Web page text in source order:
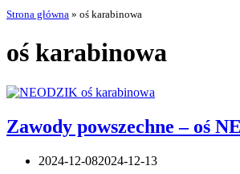
Strona główna » oś karabinowa
oś karabinowa
Zawody powszechne – oś
2024-12-082024-12-13